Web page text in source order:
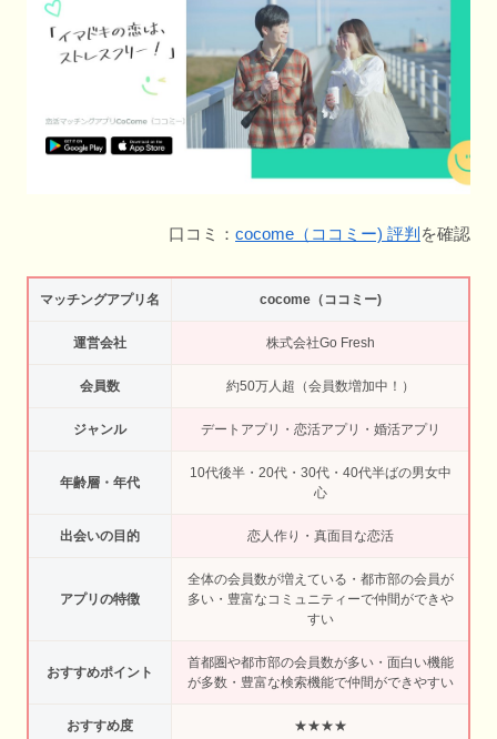
口コミ： cocome（ココミー) 評判 を確認
マッチングアプリ名 cocome（ココミー)
運営会社 株式会社Go Fresh
会員数 約50万人超（会員数増加中！）
ジャンル デートアプリ・恋活アプリ・婚活アプリ
年齢層・年代
10代後半・20代・30代・40代半ばの男女中
心
出会いの目的 恋人作り・真面目な恋活
アプリの特徴
全体の会員数が増えている・都市部の会員が
多い・豊富なコミュニティーで仲間ができや
すい
おすすめポイント
首都圏や都市部の会員数が多い・面白い機能
が多数・豊富な検索機能で仲間ができやすい
おすすめ度 ★★★★